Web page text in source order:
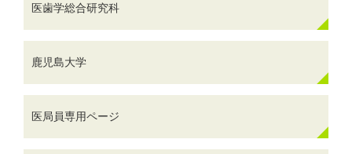
医歯学総合研究科
鹿児島大学
医局員専用ページ